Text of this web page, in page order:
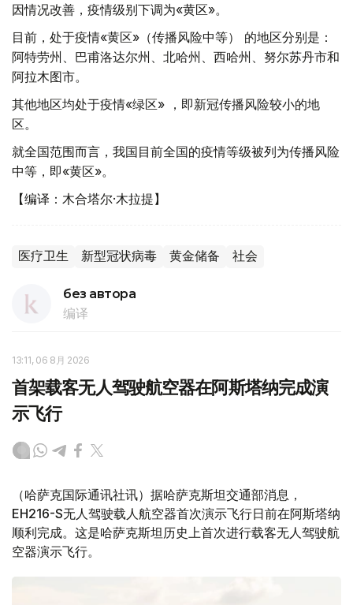
因情况改善，疫情级别下调为«黄区»。
目前，处于疫情«黄区»（传播风险中等） 的地区分别是：
阿特劳州、巴甫洛达尔州、北哈州、西哈州、努尔苏丹市和
阿拉木图市。
其他地区均处于疫情«绿区» ，即新冠传播风险较小的地
区。
就全国范围而言，我国目前全国的疫情等级被列为传播风险
中等，即«黄区»。
【编译：木合塔尔·木拉提】
医疗卫生 新型冠状病毒 黄金储备 社会
без автора
编译
13:11, 06 8月 2026
首架载客无人驾驶航空器在阿斯塔纳完成演
示飞行
（哈萨克国际通讯社讯）据哈萨克斯坦交通部消息，
EH216-S无人驾驶载人航空器首次演示飞行日前在阿斯塔纳
顺利完成。这是哈萨克斯坦历史上首次进行载客无人驾驶航
空器演示飞行。